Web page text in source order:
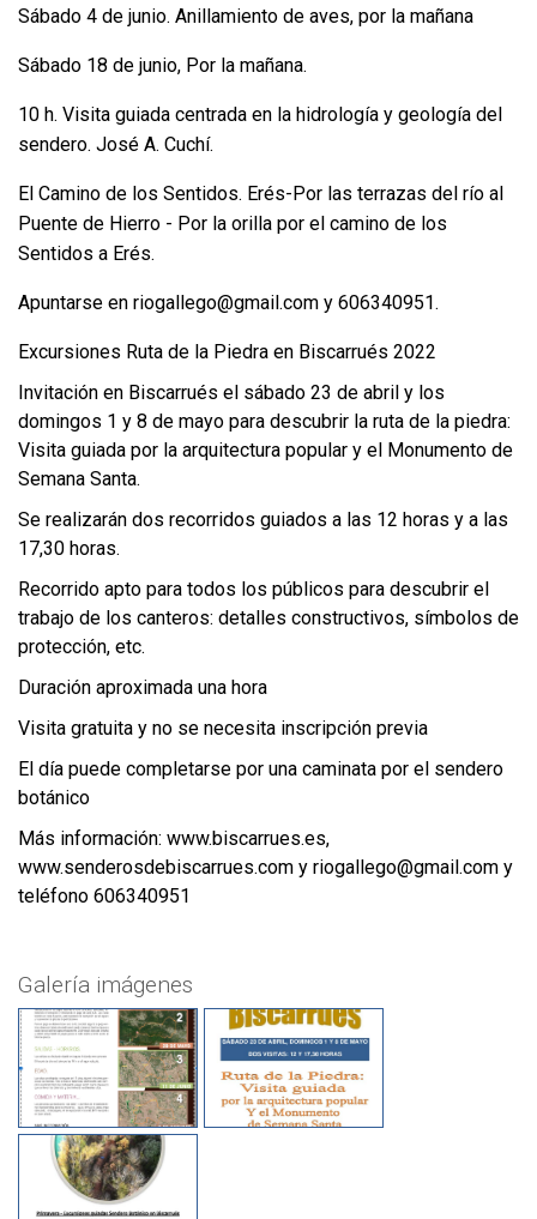
Sábado 4 de junio. Anillamiento de aves, por la mañana
Sábado 18 de junio, Por la mañana.
10 h. Visita guiada centrada en la hidrología y geología del
sendero. José A. Cuchí.
El Camino de los Sentidos. Erés-Por las terrazas del río al
Puente de Hierro - Por la orilla por el camino de los
Sentidos a Erés.
Apuntarse en riogallego@gmail.com y 606340951.
Excursiones Ruta de la Piedra en Biscarrués 2022
Invitación en Biscarrués el sábado 23 de abril y los
domingos 1 y 8 de mayo para descubrir la ruta de la piedra:
Visita guiada por la arquitectura popular y el Monumento de
Semana Santa.
Se realizarán dos recorridos guiados a las 12 horas y a las
17,30 horas.
Recorrido apto para todos los públicos para descubrir el
trabajo de los canteros: detalles constructivos, símbolos de
protección, etc.
Duración aproximada una hora
Visita gratuita y no se necesita inscripción previa
El día puede completarse por una caminata por el sendero
botánico
Más información: www.biscarrues.es,
www.senderosdebiscarrues.com y riogallego@gmail.com y
teléfono 606340951
Galería imágenes